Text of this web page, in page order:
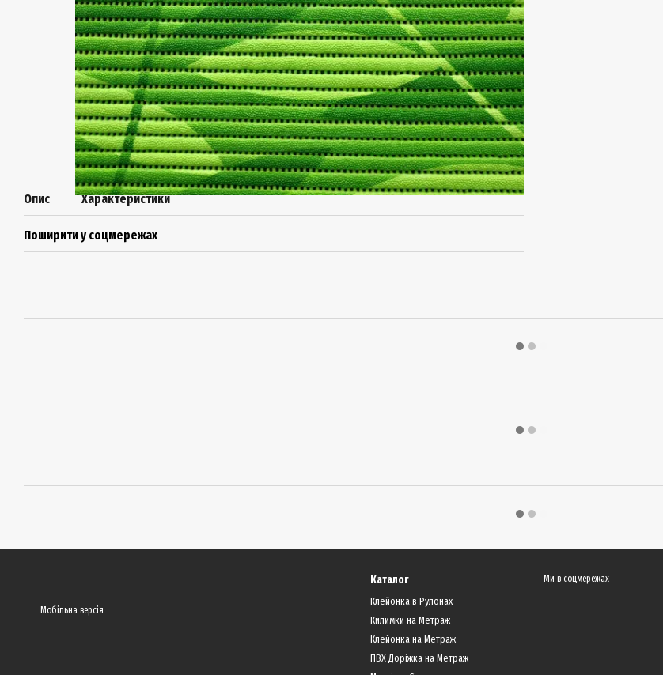
Опис Характеристики
Поширити у соцмережах
Мобільна версія
Каталог
Клейонка в Рулонах
Килимки на Метраж
Клейонка на Метраж
ПВХ Доріжка на Метраж
Ми в соцмережах